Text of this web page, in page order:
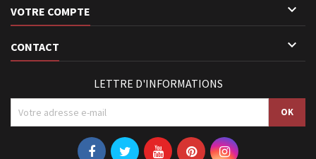
VOTRE COMPTE 
CONTACT 
LETTRE D'INFORMATIONS